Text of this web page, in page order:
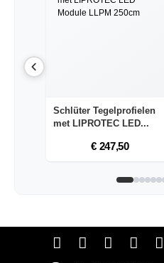
Schlüter Tegelprofielen
met LIPROTEC LED...
€ 247,50